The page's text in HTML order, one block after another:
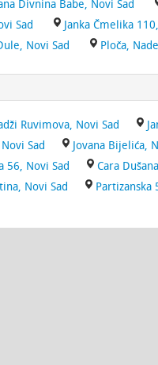
Divnina Babe, Novi Sad
Sad Janka Čmelika
Novi Sad Ploča,
Ruvimova, Novi Sad
Sad Jovana Bijelića,
56, Novi Sad Cara
Novi Sad Partizanska